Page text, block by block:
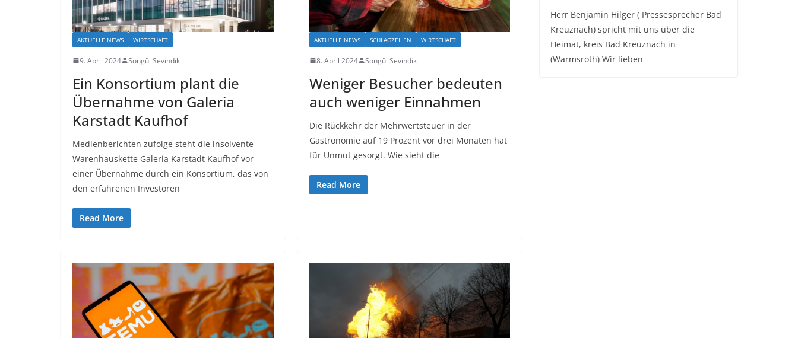
AKTUELLE NEWS WIRTSCHAFT
9. April 2024 Songül Sevindik
Ein Konsortium plant die
Übernahme von Galeria
Karstadt Kaufhof
Medienberichten zufolge steht die insolvente
Warenhauskette Galeria Karstadt Kaufhof vor
einer Übernahme durch ein Konsortium, das von
den erfahrenen Investoren
Read More
AKTUELLE NEWS SCHLAGZEILEN WIRTSCHAFT
8. April 2024 Songül Sevindik
Weniger Besucher bedeuten
auch weniger Einnahmen
Die Rückkehr der Mehrwertsteuer in der
Gastronomie auf 19 Prozent vor drei Monaten hat
für Unmut gesorgt. Wie sieht die
Read More
Herr Benjamin Hilger ( Pressesprecher Bad
Kreuznach) spricht mit uns über die
Heimat, kreis Bad Kreuznach in
(Warmsroth) Wir lieben